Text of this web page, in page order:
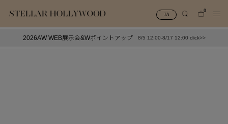
JA
0
2026AW WEB展示会&Wポイントアップ 8/5 12:00-8/17 12:00 click>>